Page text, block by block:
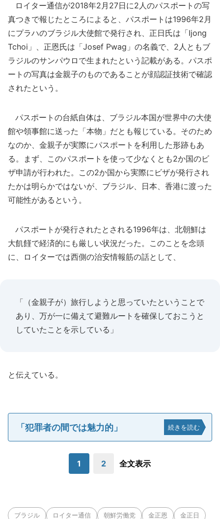
ロイター通信が2018年2月27日に2人のパスポートの写
真つきで報じたところによると、パスポートは1996年2月
にプラハのブラジル大使館で発行され、正日氏は「Ijong
Tchoi」、正恩氏は「Josef Pwag」の名義で、2人ともブ
ラジルのサンパウロで生まれたという記載がある。パスポ
ートの写真は金親子のものであることが顔認証技術で確認
されたという。
パスポートの台紙自体は、ブラジル本国が世界中の大使
館や領事館に送った「本物」だとも報じている。そのため
なのか、金親子が実際にパスポートを利用した形跡もあ
る。まず、このパスポートを使って少なくとも2か国のビ
ザ申請が行われた。この2か国から実際にビザが発行され
たかは明らかではないが、ブラジル、日本、香港に渡った
可能性があるという。
パスポートが発行されたとされる1996年は、北朝鮮は
大飢饉で経済的にも厳しい状況だった。このことを念頭
に、ロイターでは西側の治安情報筋の話として、
「（金親子が）旅行しようと思っていたということで
あり、万が一に備えて避難ルートを確保しておこうと
していたことを示している」
と伝えている。
「犯罪者の間では魅力的」 続きを読む
1 2 全文表示
ブラジル ロイター通信 朝鮮労働党 金正恩 金正日